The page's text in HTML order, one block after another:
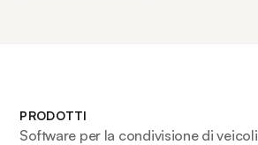
PRODOTTI
Software per la condivisione di veicoli